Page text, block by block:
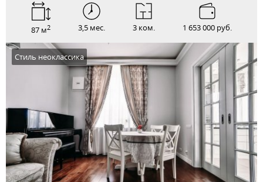
87 м2 3,5 мес. 3 ком. 1 653 000 руб.
Стиль неоклассика